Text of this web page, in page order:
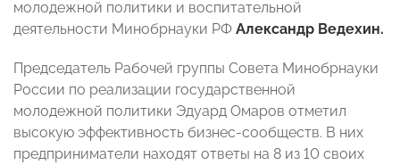
молодежной политики и воспитательной
деятельности Минобрнауки РФ Александр Ведехин.
Председатель Рабочей группы Совета Минобрнауки
России по реализации государственной
молодежной политики Эдуард Омаров отметил
высокую эффективность бизнес-сообществ. В них
предприниматели находят ответы на 8 из 10 своих